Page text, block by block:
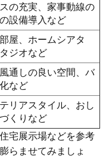
の充実、家事動線の
設備導入など
屋、ホームシアタ
ジオなど
通しの良い空間、バ
など
リアスタイル、おし
くりなど
宅展示場などを参考
らませてみましょ